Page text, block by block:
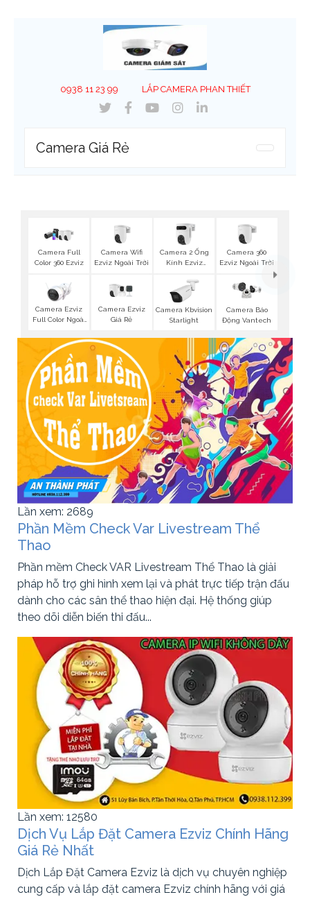
0938 11 23 99 LẮP CAMERA PHAN THIẾT
Camera Giá Rẻ
Camera Full
Color 360 Ezviz
Camera Wifi
Ezviz Ngoài Trời
Camera 2 Ống
Kính Ezviz
Camera 360
Ezviz Ngoài Trời
Camera Ezviz
Full Color Ngoài
Camera Ezviz
Giá Rẻ
Camera Kbvision
Starlight
Camera Báo
Động Vantech
Lần xem: 2689
Phần Mềm Check Var Livestream Thể
Thao
Phần mềm Check VAR Livestream Thể Thao là giải
pháp hỗ trợ ghi hình xem lại và phát trực tiếp trận đấu
dành cho các sân thể thao hiện đại. Hệ thống giúp
theo dõi diễn biến thi đấu...
Lần xem: 12580
Dịch Vụ Lắp Đặt Camera Ezviz Chính Hãng
Giá Rẻ Nhất
Dịch Lắp Đặt Camera Ezviz là dịch vụ chuyên nghiệp
cung cấp và lắp đặt camera Ezviz chính hãng với giá